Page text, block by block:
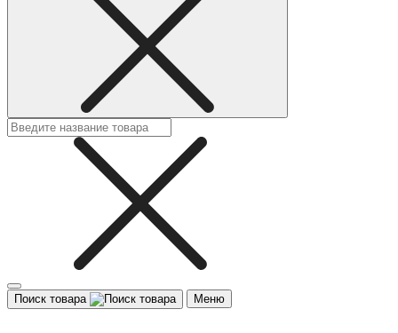
Поиск товара Меню